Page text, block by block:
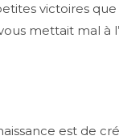
victoires
mettait mal
est de